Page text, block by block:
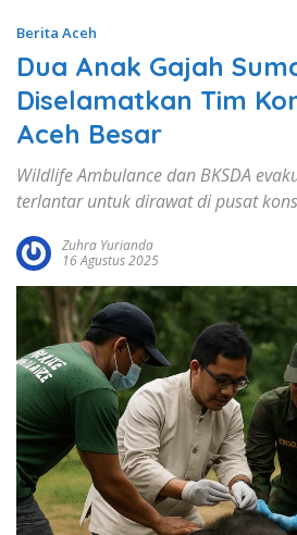
Berita Aceh
Dua Anak Gajah
Diselamatkan Tim
Aceh Besar
Wildlife Ambulance dan BKSDA
terlantar untuk dirawat di pusat
Zuhra Yurianda
16 Agustus 2025